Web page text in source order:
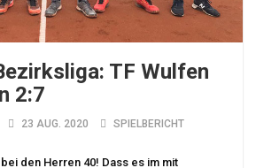
TF Wulfen
2:7
23 AUG. 2020 SPIELBERICHT
den Herren 40! Dass es im mit